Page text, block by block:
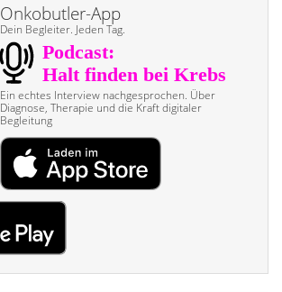
Onkobutler-App
Dein Begleiter. Jeden Tag.
Ein echtes Interview nach­gesprochen. Über
Diagnose, Therapie und die Kraft digitaler
Begleitung